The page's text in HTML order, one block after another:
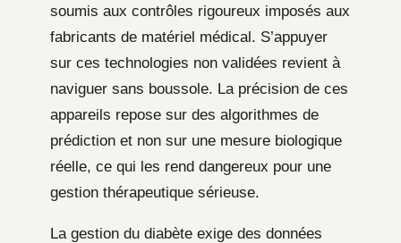
soumis aux contrôles rigoureux imposés aux
fabricants de matériel médical. S’appuyer
sur ces technologies non validées revient à
naviguer sans boussole. La précision de ces
appareils repose sur des algorithmes de
prédiction et non sur une mesure biologique
réelle, ce qui les rend dangereux pour une
gestion thérapeutique sérieuse.
La gestion du diabète exige des données